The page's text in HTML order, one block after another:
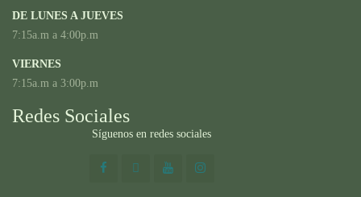
DE LUNES A JUEVES
7:15a.m a 4:00p.m
VIERNES
7:15a.m a 3:00p.m
Redes Sociales
Síguenos en redes sociales